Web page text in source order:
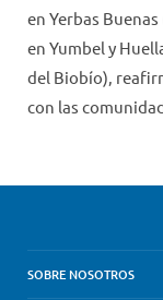
en Yerbas
en Yumbel y
del Biobío),
con las
SOBRE NOSOTROS